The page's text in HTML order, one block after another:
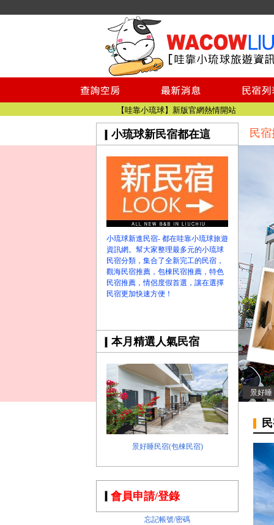
小琉球民宿空房
小琉球民宿
小琉球民宿推薦
【小琉球民宿特約】東港停車場!!看這邊
小琉球民宿 最完整的旅遊資訊都在這
【哇靠小琉球】新版官網熱情開站
【哇靠小琉球粉絲團】即時動態!!
小琉球民宿空房
小琉球民宿
小琉球民宿推薦
【小琉球民宿特約】東港停車場!!看這邊
小琉球民宿 最完整的旅遊資訊都在這
【哇靠小琉球】新版官網熱情開站
【哇靠小琉球粉絲團】即時動態!!
小琉球新民宿都在這
小琉球新進民宿- 都在哇靠小琉球旅遊
資訊網。幫大家整理最多元的小琉球
民宿分類，集合了全新完工的民宿，
觀海民宿推薦，包棟民宿推薦，特色
民宿推薦，情侶度假首選，讓在選擇
民宿更加快速方便！
本月精選人氣民宿
景好睡民宿(包棟民宿)
景好睡
民
會員申請/登錄
忘記帳號/密碼